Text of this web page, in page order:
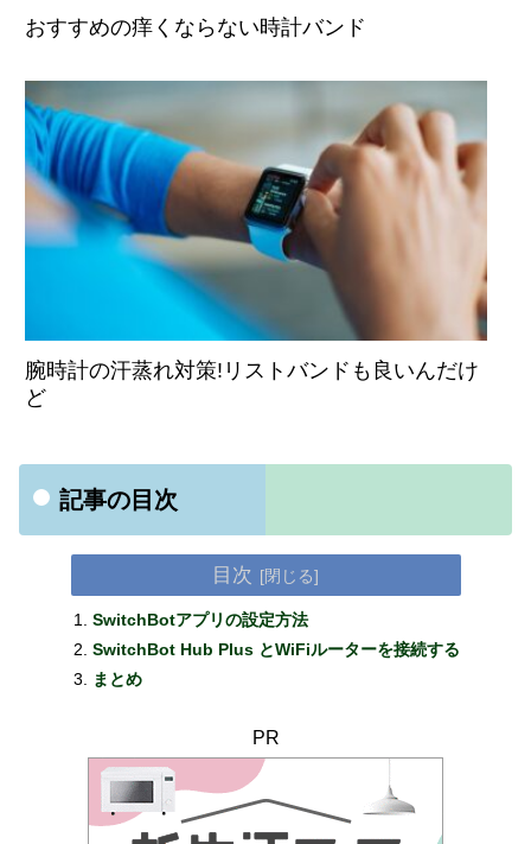
おすすめの痒くならない時計バンド
腕時計の汗蒸れ対策!リストバンドも良いんだけ
ど
記事の目次
目次
SwitchBotアプリの設定方法
SwitchBot Hub Plus とWiFiルーターを接続する
まとめ
PR